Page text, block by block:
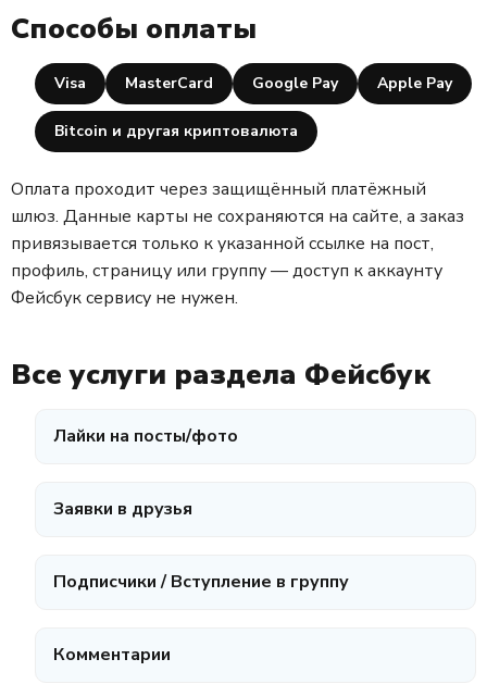
Способы оплаты
Visa MasterCard Google Pay Apple Pay
Bitcoin и другая криптовалюта
Оплата проходит через защищённый платёжный
шлюз. Данные карты не сохраняются на сайте, а заказ
привязывается только к указанной ссылке на пост,
профиль, страницу или группу — доступ к аккаунту
Фейсбук сервису не нужен.
Все услуги раздела Фейсбук
Лайки на посты/фото
Заявки в друзья
Подписчики / Вступление в группу
Комментарии